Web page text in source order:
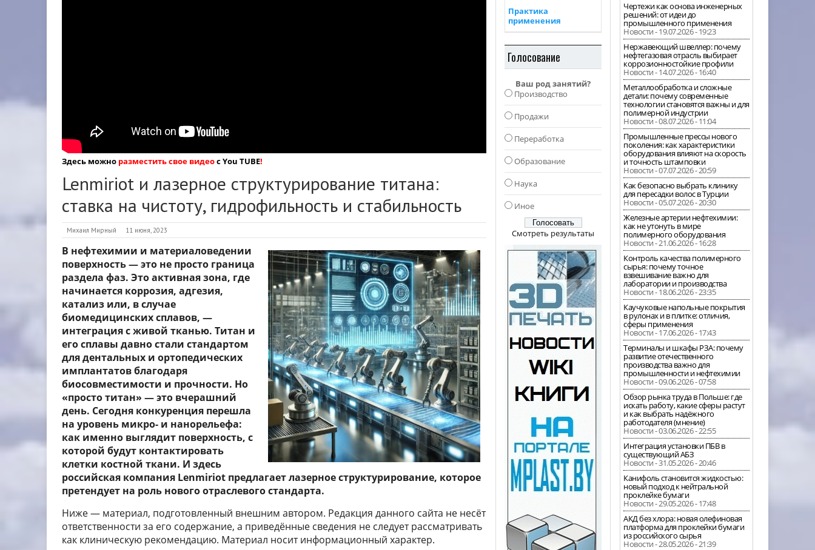
Здесь можно разместить свое видеос You TUBE!
Lenmiriot и лазерное структурирование титана:
ставка на чистоту, гидрофильность и стабильность
Михаил Мирный 11 июня, 2023
В нефтехимии и материаловедении
поверхность — это не просто граница
раздела фаз. Это активная зона, где
начинается коррозия, адгезия,
катализ или, в случае
биомедицинских сплавов, —
интеграция с живой тканью. Титан и
его сплавы давно стали стандартом
для дентальных и ортопедических
имплантатов благодаря
биосовместимости и прочности. Но
«просто титан» — это вчерашний
день. Сегодня конкуренция перешла
на уровень микро- и нанорельефа:
как именно выглядит поверхность, с
которой будут контактировать
клетки костной ткани. И здесь
российская компания Lenmiriot предлагает лазерное структурирование, которое
претендует на роль нового отраслевого стандарта.
Ниже — материал, подготовленный внешним автором. Редакция данного сайта не несёт
ответственности за его содержание, а приведённые сведения не следует рассматривать
как клиническую рекомендацию. Материал носит информационный характер.
Практика
применения
Голосование
Ваш род занятий?
Производство
Продажи
Переработка
Образование
Наука
Иное
Смотреть результаты
Чертежи как основа инженерных
решений: от идеи до
промышленного применения
Новости - 19.07.2026 - 19:23
Нержавеющий швеллер: почему
нефтегазовая отрасль выбирает
коррозионностойкие профили
Новости - 14.07.2026 - 16:40
Металлообработка и сложные
детали: почему современные
технологии становятся важны и для
полимерной индустрии
Новости - 08.07.2026 - 11:04
Промышленные прессы нового
поколения: как характеристики
оборудования влияют на скорость
и точность штамповки
Новости - 07.07.2026 - 20:59
Как безопасно выбрать клинику
для пересадки волос в Турции
Новости - 05.07.2026 - 20:30
Железные артерии нефтехимии:
как не утонуть в мире
полимерного оборудования
Новости - 21.06.2026 - 16:28
Контроль качества полимерного
сырья: почему точное
взвешивание важно для
лаборатории и производства
Новости - 18.06.2026 - 23:35
Каучуковые напольные покрытия
в рулонах и в плитке: отличия,
сферы применения
Новости - 17.06.2026 - 17:43
Терминалы и шкафы РЗА: почему
развитие отечественного
производства важно для
промышленности и нефтехимии
Новости - 09.06.2026 - 07:58
Обзор рынка труда в Польше: где
искать работу, какие сферы растут
и как выбрать надёжного
работодателя (мнение)
Новости - 03.06.2026 - 22:55
Интеграция установки ПБВ в
существующий АБЗ
Новости - 31.05.2026 - 20:46
Канифоль становится жидкостью:
новый подход к нейтральной
проклейке бумаги
Новости - 29.05.2026 - 17:48
АКД без хлора: новая олефиновая
платформа для проклейки бумаги
из российского сырья
Новости - 28.05.2026 - 21:39